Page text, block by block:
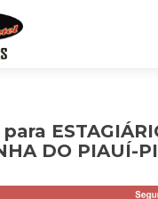
DO PIAUÍ-PI